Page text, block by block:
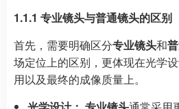
1.1.1 专业镜头与普通镜头的区别
首先，需要明确区分专业镜头和
场定位上的区别，更体现在光学
用以及最终的成像质量上。